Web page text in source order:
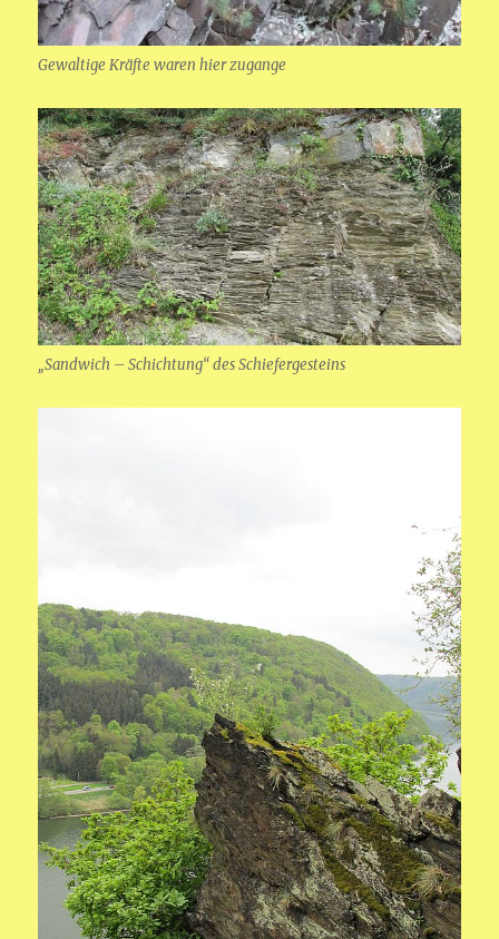
Gewaltige Kräfte waren hier zugange
„Sandwich – Schichtung“ des Schiefergesteins